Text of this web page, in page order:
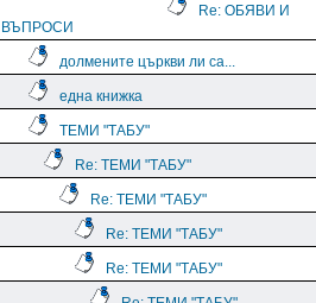
Re: ОБЯВИ И
ВЪПРОСИ
долмените църкви ли са...
една книжка
ТЕМИ "ТАБУ"
Re: ТЕМИ "ТАБУ"
Re: ТЕМИ "ТАБУ"
Re: ТЕМИ "ТАБУ"
Re: ТЕМИ "ТАБУ"